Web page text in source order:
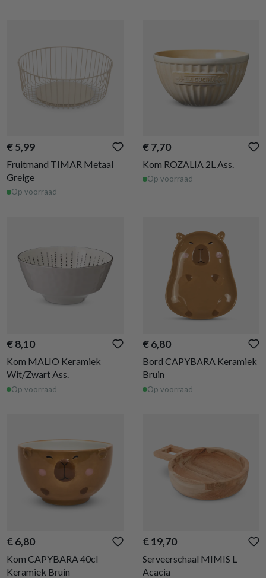
€ 5,99
Fruitmand TIMAR Metaal
Greige
Op voorraad
€ 7,70
Kom ROZALIA 2L Ass.
Op voorraad
€ 8,10
Kom MALIO Keramiek
Wit/Zwart Ass.
Op voorraad
€ 6,80
Bord CAPYBARA Keramiek
Bruin
Op voorraad
€ 6,80
Kom CAPYBARA 40cl
Keramiek Bruin
€ 19,70
Serveerschaal MIMIS L
Acacia